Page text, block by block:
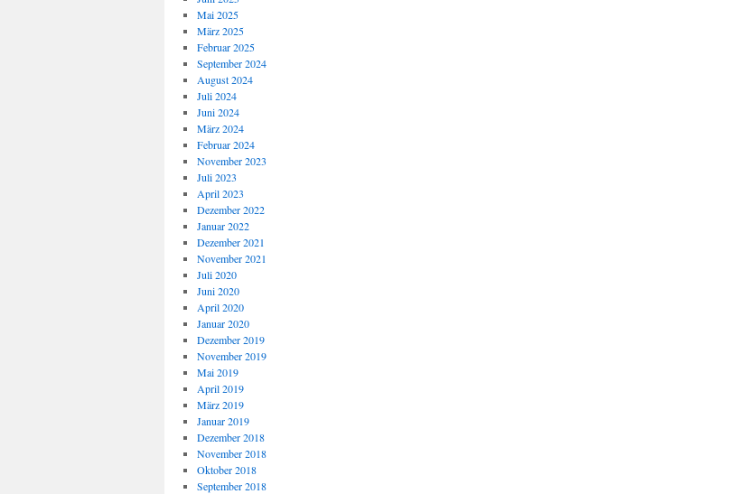
Mai 2025
März 2025
Februar 2025
September 2024
August 2024
Juli 2024
Juni 2024
März 2024
Februar 2024
November 2023
Juli 2023
April 2023
Dezember 2022
Januar 2022
Dezember 2021
November 2021
Juli 2020
Juni 2020
April 2020
Januar 2020
Dezember 2019
November 2019
Mai 2019
April 2019
März 2019
Januar 2019
Dezember 2018
November 2018
Oktober 2018
September 2018